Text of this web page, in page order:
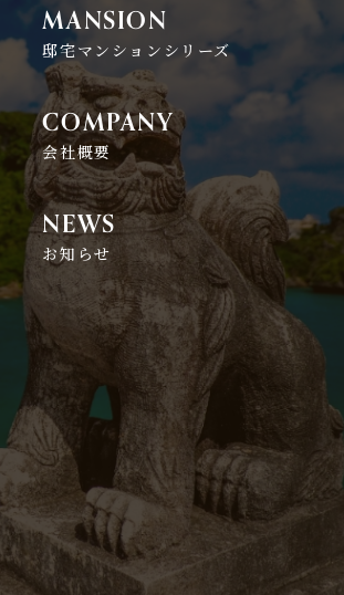
MANSION
邸宅マンションシリーズ
COMPANY
会社概要
NEWS
お知らせ